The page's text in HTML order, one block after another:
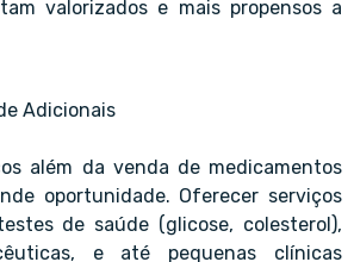
valorizados e mais propensos a
Adicionais
além da venda de medicamentos
oportunidade. Oferecer serviços
de saúde (glicose, colesterol),
e até pequenas clínicas